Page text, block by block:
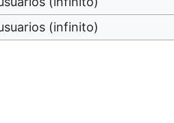
(infinito)